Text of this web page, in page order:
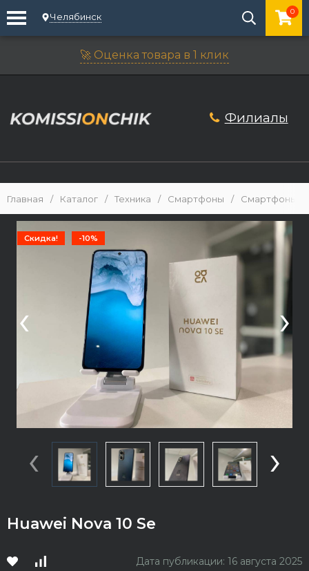
Челябинск 0
🚀 Оценка товара в 1 клик
Филиалы
Главная / Каталог / Техника / Смартфоны / Смартфоны
Скидка! -10%
‹ ›
‹ ›
Huawei Nova 10 Se
Дата публикации: 16 августа 2025